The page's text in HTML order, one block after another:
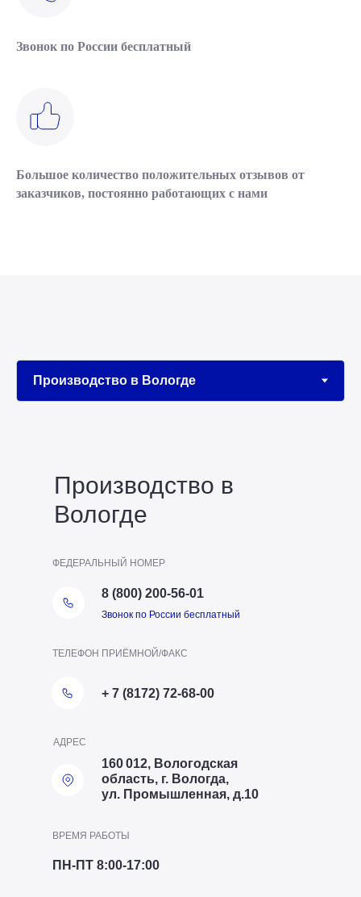
Звонок по России бесплатный
Большое количество положительных отзывов от
заказчиков, постоянно работающих с нами
Производство в
Вологде
ПН-ПТ 8:00-17:00
ВРЕМЯ РАБОТЫ
+ 7 (8172) 72-68-00
ТЕЛЕФОН ПРИЁМНОЙ/ФАКС
160 012, Вологодская
область, г. Вологда,
ул. Промышленная, д.10
АДРЕС
ФЕДЕРАЛЬНЫЙ НОМЕР
8 (800) 200-56-01
Звонок по России бесплатный